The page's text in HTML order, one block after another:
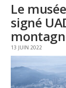
Le
signé
13 JUIN 2022